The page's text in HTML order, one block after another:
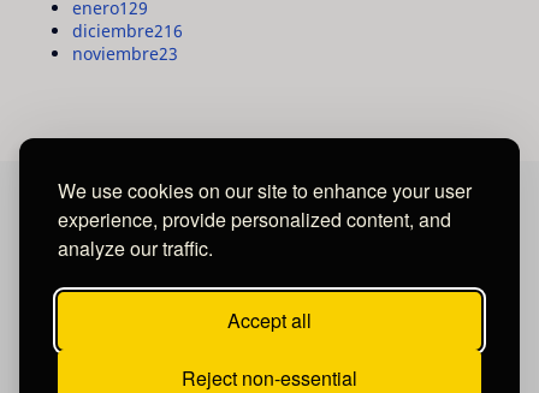
We use cookies on our site to enhance your user
experience, provide personalized content, and
analyze our traffic.
Accept all
Reject non-essential
enero129
diciembre216
noviembre23
MAYA MEDIA GROUP
Ubicados en Tegucigalpa - Honduras.